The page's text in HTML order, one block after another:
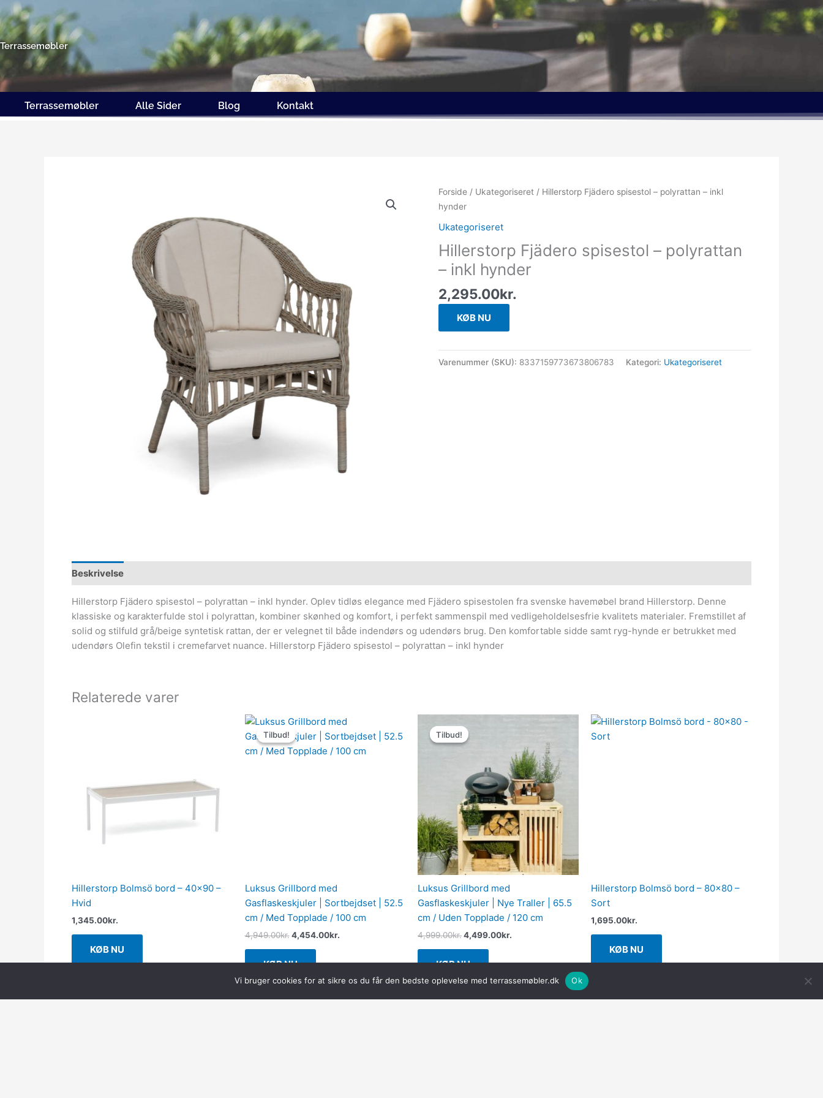
til
indholdet
Terrassemøbler
Terrassemøbler Alle Sider Blog Kontakt
Forside / Ukategoriseret / Hillerstorp Fjädero spisestol – polyrattan – inkl
hynder
Ukategoriseret
Hillerstorp Fjädero spisestol – polyrattan
– inkl hynder
2,295.00kr.
KØB NU
Varenummer (SKU): 8337159773673806783 Kategori: Ukategoriseret
Beskrivelse
Hillerstorp Fjädero spisestol – polyrattan – inkl hynder. Oplev tidløs elegance med Fjädero spisestolen fra svenske havemøbel brand Hillerstorp. Denne
klassiske og karakterfulde stol i polyrattan, kombiner skønhed og komfort, i perfekt sammenspil med vedligeholdelsesfrie kvalitets materialer. Fremstillet af
solid og stilfuld grå/beige syntetisk rattan, der er velegnet til både indendørs og udendørs brug. Den komfortable sidde samt ryg-hynde er betrukket med
udendørs Olefin tekstil i cremefarvet nuance. Hillerstorp Fjädero spisestol – polyrattan – inkl hynder
Relaterede varer
Hillerstorp Bolmsö bord – 40×90 –
Hvid
1,345.00kr.
KØB NU
Tilbud!
Tilbud!
Luksus Grillbord med
Gasflaskeskjuler | Sortbejdset | 52.5
cm / Med Topplade / 100 cm
4,949.00kr.
Den
oprindelige
pris
var:
4,454.00kr.
Den
pris
er:
KØB NU
Tilbud!
Tilbud!
Luksus Grillbord med
Gasflaskeskjuler | Nye Traller | 65.5
cm / Uden Topplade / 120 cm
4,999.00kr.
oprindelige
pris
4,999.00kr..
4,499.00kr.
4,499.00kr..
KØB NU
Hillerstorp Bolmsö bord – 80×80 –
Sort
1,695.00kr.
KØB NU
Vi bruger cookies for at sikre os du får den bedste oplevelse med terrassemøbler.dk Ok